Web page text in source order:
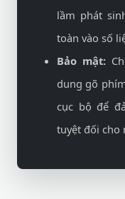
lầm phát
toàn vào số
Bảo mật:
dung gõ
cục bộ để
tuyệt đối cho